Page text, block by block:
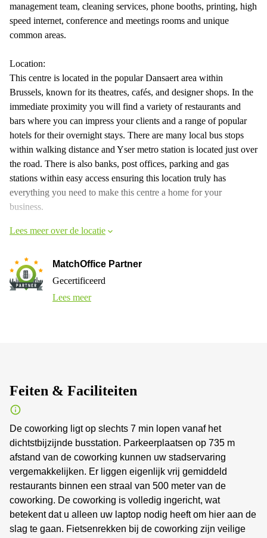
management team, cleaning services, phone booths, printing, high
speed internet, conference and meetings rooms and unique
common areas.
Location:
This centre is located in the popular Dansaert area within
Brussels, known for its theatres, cafés, and designer shops. In the
immediate proximity you will find a variety of restaurants and
bars where you can impress your clients and a range of popular
hotels for their overnight stays. There are many local bus stops
within walking distance and Yser metro station is located just over
the road. There is also banks, post offices, parking and gas
stations within easy access ensuring this location truly has
everything you need to make this centre a home for your
business.
Lees meer over de locatie
MatchOffice Partner
Gecertificeerd
Lees meer
Feiten & Faciliteiten
De coworking ligt op slechts 7 min lopen vanaf het
dichtstbijzijnde busstation. Parkeerplaatsen op 735 m
afstand van de coworking kunnen uw stadservaring
vergemakkelijken. Er liggen eigenlijk vrij gemiddeld
restaurants binnen een straal van 500 meter van de
coworking. De coworking is volledig ingericht, wat
betekent dat u alleen uw laptop nodig heeft om hier aan de
slag te gaan. Fietsenrekken bij de coworking zijn veilige